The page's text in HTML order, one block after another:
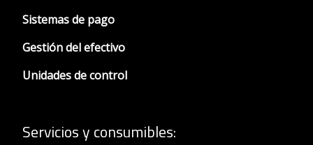
Sistemas de pago
Gestión del efectivo
Unidades de control
Servicios y consumibles: